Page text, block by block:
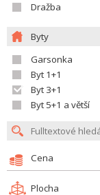
Dražba
Byty
Garsonka
Byt 1+1
Byt 3+1
Byt 5+1 a větší
Cena
Plocha